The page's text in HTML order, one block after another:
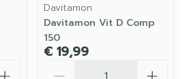
Davitamon
Davitamon Vit D Comp
150
€ 19,99